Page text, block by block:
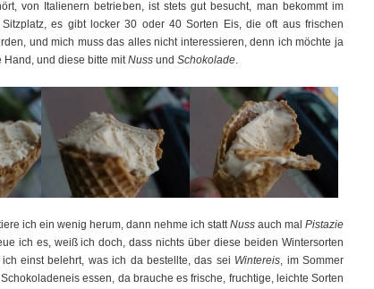
von Italienern betrieben, ist stets gut besucht, man bekommt im
es gibt locker 30 oder 40 Sorten Eis, die oft aus frischen
und mich muss das alles nicht interessieren, denn ich möchte ja
Hand, und diese bitte mitNuss und Schokolade.
ich ein wenig herum, dann nehme ich stattNuss auch mal Pistazie
ich es, weiß ich doch, dass nichts über diese beiden Wintersorten
einst belehrt, was ich da bestellte, das sei Wintereis, im Sommer
essen, da brauche es frische, fruchtige, leichte Sorten